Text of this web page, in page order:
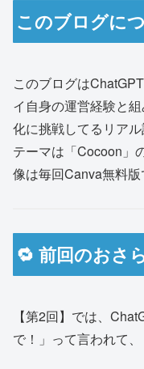
このブログに
このブログは
イ自身の運営経験と
化に挑戦してるリアル
テーマは「Cocoon」
像は毎回Canva無料版
🔁 前回のおさ
【第2回】では、
で！」って言われて、